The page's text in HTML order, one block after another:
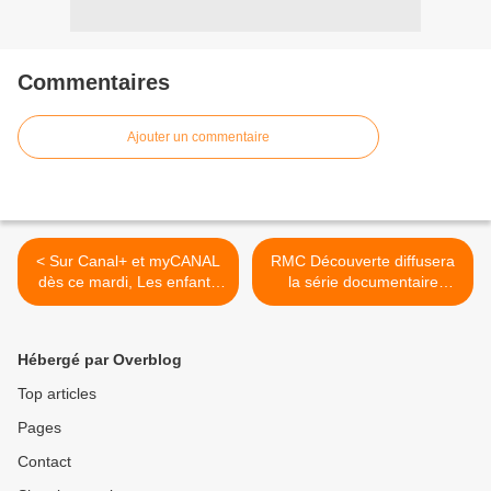
Commentaires
Ajouter un commentaire
< Sur Canal+ et myCANAL
dès ce mardi, Les enfants
vont bien, film avec Camille
RMC Découverte diffusera
la série documentaire
événement World War II
Hébergé par Overblog
Top articles
Pages
Contact